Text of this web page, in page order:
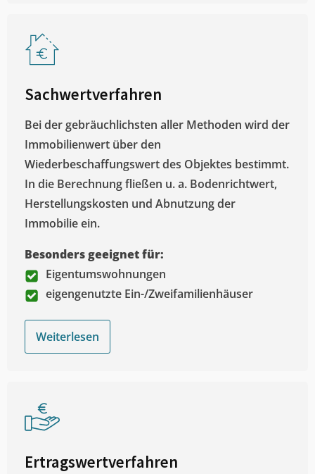
Sachwertverfahren
Bei der gebräuchlichsten aller Methoden wird der
Immobilienwert über den
Wiederbeschaffungswert des Objektes bestimmt.
In die Berechnung fließen u. a. Bodenrichtwert,
Herstellungskosten und Abnutzung der
Immobilie ein.
Besonders geeignet für:
Eigentumswohnungen
eigengenutzte Ein-/Zweifamilienhäuser
Weiterlesen
Ertragswertverfahren